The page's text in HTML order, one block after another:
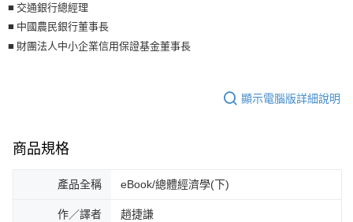
■ 交通銀行總經理
■ 中國農民銀行董事長
■ 財團法人中小企業信用保證基金董事長
顯示電腦版詳細說明
商品規格
產品全稱 eBook/總體經濟學(下)
作／譯者 趙捷謙